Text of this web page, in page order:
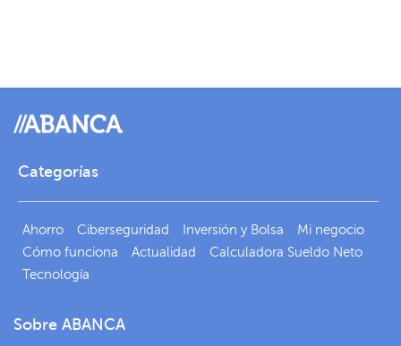
Categorías
Ahorro Ciberseguridad Inversión y Bolsa
Mi negocio
Cómo funciona
Actualidad
Calculadora Sueldo Neto
Tecnología
Sobre ABANCA